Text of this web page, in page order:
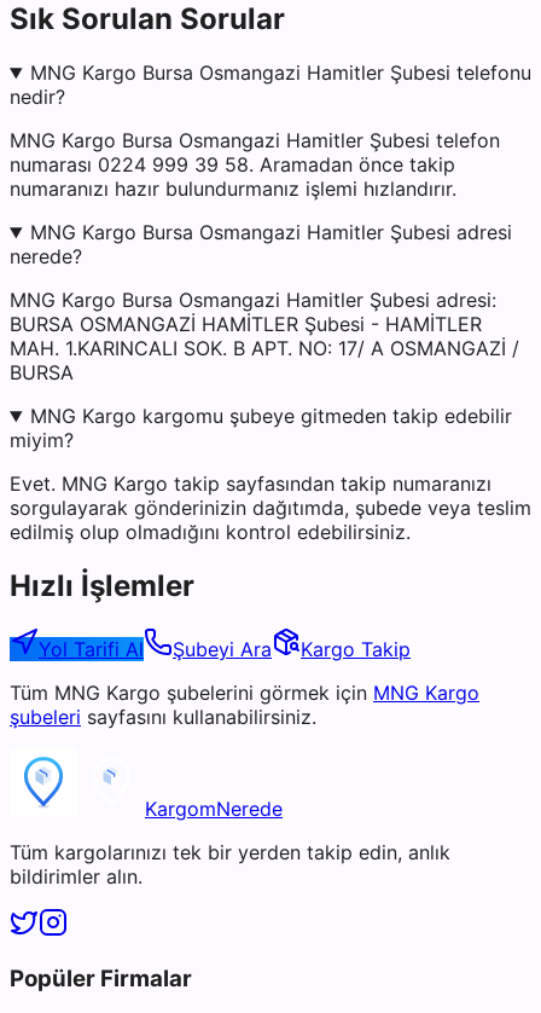
Sık Sorulan Sorular
MNG Kargo Bursa Osmangazi Hamitler Şubesi telefonu
nedir?
MNG Kargo Bursa Osmangazi Hamitler Şubesi telefon
numarası 0224 999 39 58. Aramadan önce takip
numaranızı hazır bulundurmanız işlemi hızlandırır.
MNG Kargo Bursa Osmangazi Hamitler Şubesi adresi
nerede?
MNG Kargo Bursa Osmangazi Hamitler Şubesi adresi:
BURSA OSMANGAZİ HAMİTLER Şubesi - HAMİTLER
MAH. 1.KARINCALI SOK. B APT. NO: 17/ A OSMANGAZİ /
BURSA
MNG Kargo kargomu şubeye gitmeden takip edebilir
miyim?
Evet. MNG Kargo takip sayfasından takip numaranızı
sorgulayarak gönderinizin dağıtımda, şubede veya teslim
edilmiş olup olmadığını kontrol edebilirsiniz.
Hızlı İşlemler
Yol Tarifi Al Şubeyi Ara
Kargo Takip
Tüm MNG Kargo şubelerini görmek için MNG Kargo
şubeleri sayfasını kullanabilirsiniz.
KargomNerede
Tüm kargolarınızı tek bir yerden takip edin, anlık
bildirimler alın.
Popüler Firmalar